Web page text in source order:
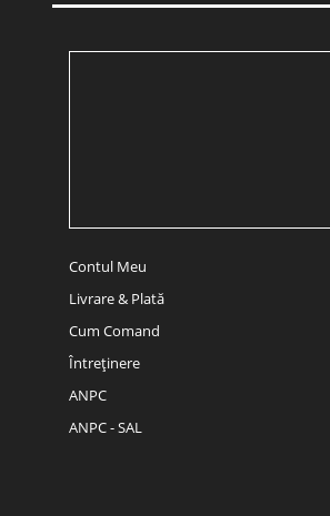
Contul Meu
Livrare & Plată
Cum Comand
Întreținere
ANPC
ANPC - SAL